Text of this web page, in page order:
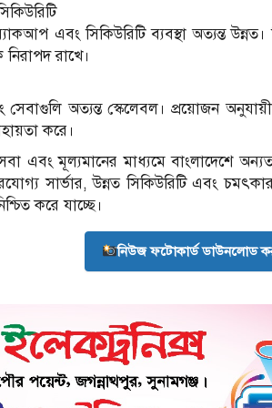
এবং সিকিউরিটি ব্যবস্থা অত্যন্ত
রাখে।
অত্যন্ত স্কেলেবল। প্রয়োজন
করে।
এবং মূল্যমানের মাধ্যমে বাংলাদেশে অন্যতম
সার্ভার, উন্নত সিকিউরিটি এবং
করে যাচ্ছে।
নিউজ ফটোকার্ড ডাউনলোড